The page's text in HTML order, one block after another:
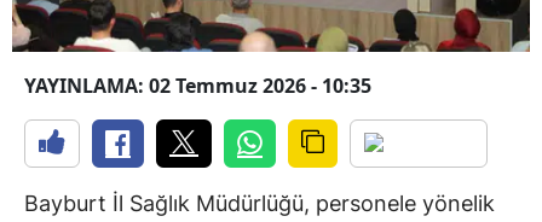
YAYINLAMA: 02 Temmuz 2026 - 10:35
Bayburt İl Sağlık Müdürlüğü, personele yönelik